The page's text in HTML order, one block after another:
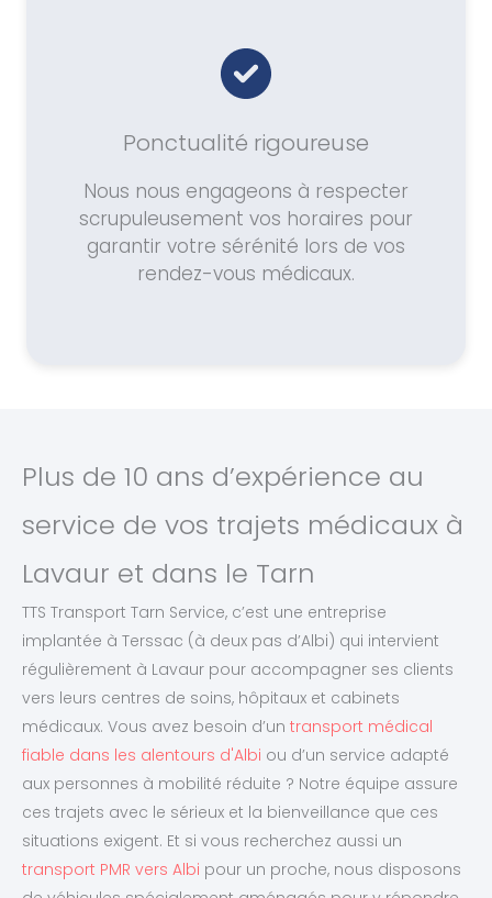
Ponctualité rigoureuse
Nous nous engageons à respecter
scrupuleusement vos horaires pour
garantir votre sérénité lors de vos
rendez-vous médicaux.
Plus de 10 ans d’expérience au
service de vos trajets médicaux à
Lavaur et dans le Tarn
TTS Transport Tarn Service, c’est une entreprise
implantée à Terssac (à deux pas d’Albi) qui intervient
régulièrement à Lavaur pour accompagner ses clients
vers leurs centres de soins, hôpitaux et cabinets
médicaux. Vous avez besoin d’un transport médical
fiable dans les alentours d'Albi ou d’un service adapté
aux personnes à mobilité réduite ? Notre équipe assure
ces trajets avec le sérieux et la bienveillance que ces
situations exigent. Et si vous recherchez aussi un
transport PMR vers Albi pour un proche, nous disposons